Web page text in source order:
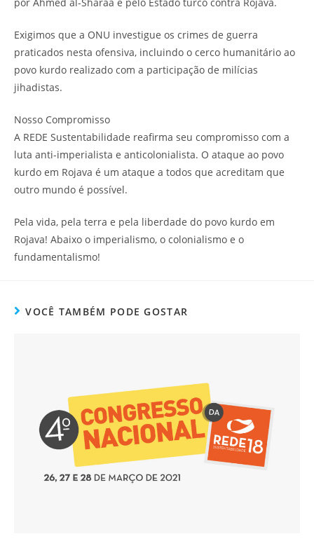
Exigimos que a ONU investigue os crimes de guerra
praticados nesta ofensiva, incluindo o cerco humanitário ao
povo kurdo realizado com a participação de milícias
jihadistas.
Nosso Compromisso
A REDE Sustentabilidade reafirma seu compromisso com a
luta anti-imperialista e anticolonialista. O ataque ao povo
kurdo em Rojava é um ataque a todos que acreditam que
outro mundo é possível.
Pela vida, pela terra e pela liberdade do povo kurdo em
Rojava! Abaixo o imperialismo, o colonialismo e o
fundamentalismo!
VOCÊ TAMBÉM PODE GOSTAR